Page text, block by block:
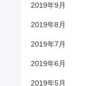
2019年9月
2019年8月
2019年7月
2019年6月
2019年5月